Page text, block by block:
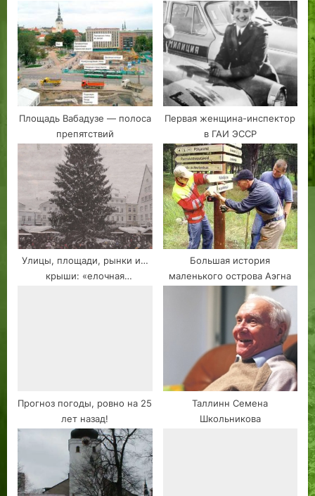
Площадь Вабадузе — полоса
препятствий
Первая женщина-инспектор
в ГАИ ЭССР
Улицы, площади, рынки и…
крыши: «елочная
Большая история
маленького острова Аэгна
Прогноз погоды, ровно на 25
лет назад!
Таллинн Семена
Школьникова